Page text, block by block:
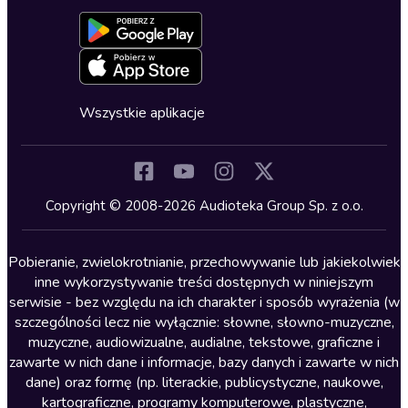
Dla młodzieży
Kryminały
Lektury szkolne
Literatura anglojęzyczna
Literatura faktu
Literatura obyczajowa
Literatura piękna obca
Literatura piękna polska
Formularz zgłaszania nielegalnych treści
Deklaracja dostępności
Oferta dla firm i bibliotek
Blog
Zapowiedzi
Cykle audiobooków
Wszystkie aplikacje
Copyright © 2008-2026 Audioteka Group Sp. z o.o.
Pobieranie, zwielokrotnianie, przechowywanie lub jakiekolwiek
inne wykorzystywanie treści dostępnych w niniejszym
serwisie - bez względu na ich charakter i sposób wyrażenia (w
szczególności lecz nie wyłącznie: słowne, słowno-muzyczne,
muzyczne, audiowizualne, audialne, tekstowe, graficzne i
zawarte w nich dane i informacje, bazy danych i zawarte w nich
dane) oraz formę (np. literackie, publicystyczne, naukowe,
kartograficzne, programy komputerowe, plastyczne,